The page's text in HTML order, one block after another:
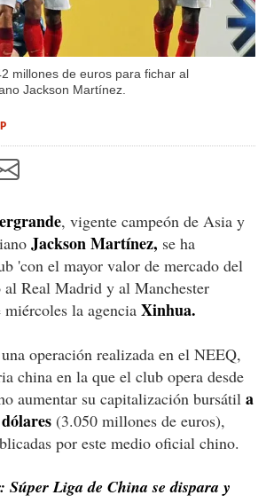
millones de euros para fichar al
Jackson Martínez.
, vigente campeón de Asia y
Jackson Martínez, se ha
'con el mayor valor de mercado del
al Real Madrid y al Manchester
la agencia Xinhua.
operación realizada en el NEEQ,
china en la que el club opera desde
aumentar su capitalización bursátil a
(3.050 millones de euros),
por este medio oficial chino.
Súper Liga de China se dispara y